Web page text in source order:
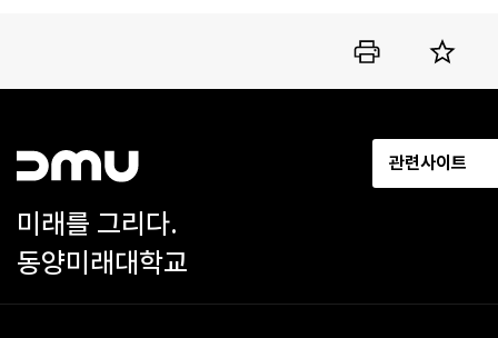
미래를 그리다.
동양미래대학교
관련사이트